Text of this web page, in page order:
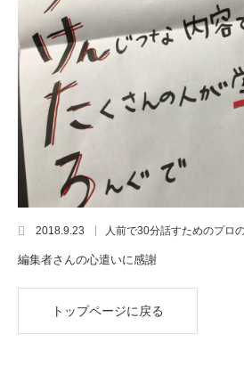
2018.9.23 人前で30分話すためのプロ
編集者さんの心遣いに感謝
トップページに戻る